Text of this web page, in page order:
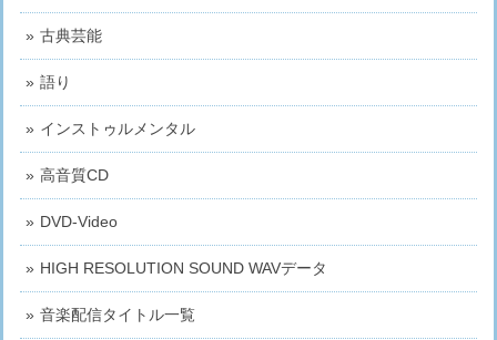
古典芸能
語り
インストゥルメンタル
高音質CD
DVD-Video
HIGH RESOLUTION SOUND WAVデータ
音楽配信タイトル一覧